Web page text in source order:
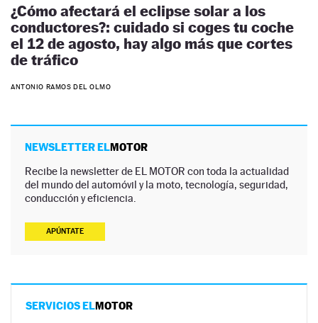
¿Cómo afectará el eclipse solar a los
conductores?: cuidado si coges tu coche
el 12 de agosto, hay algo más que cortes
de tráfico
ANTONIO RAMOS DEL OLMO
NEWSLETTER ELMOTOR
Recibe la newsletter de EL MOTOR con toda la actualidad
del mundo del automóvil y la moto, tecnología, seguridad,
conducción y eficiencia.
APÚNTATE
SERVICIOS ELMOTOR